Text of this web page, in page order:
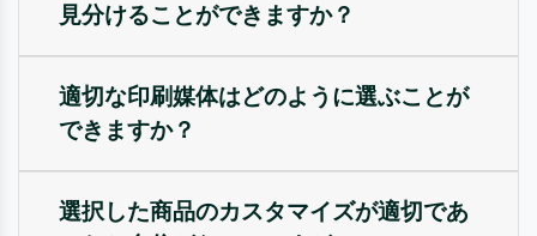
見分けることができますか？
適切な印刷媒体はどのように選ぶことが
できますか？
選択した商品のカスタマイズが適切であ